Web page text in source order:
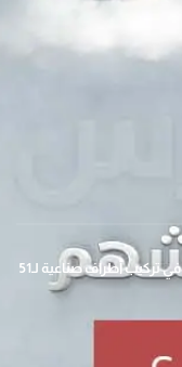
المستشفى الإماراتي العائم ينجح في تركيب أطراف صناعية لـ51